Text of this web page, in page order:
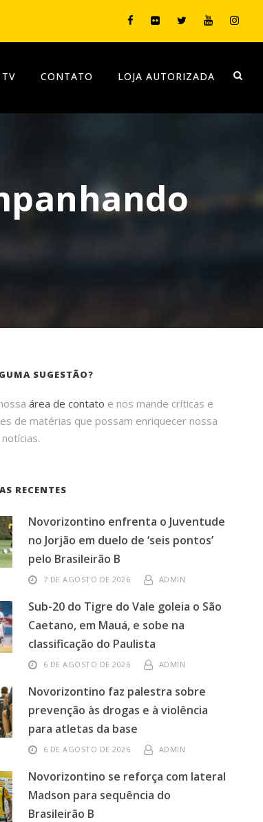
TV CONTATO LOJA AUTORIZADA
SUGESTÃO?
área de contato e nos mande críticas e
de matérias que possam enriquecer nossa
RECENTES
Novorizontino enfrenta o Juventude
no Jorjão em duelo de ‘seis pontos’
pelo Brasileirão B
7 DE AGOSTO DE 2026 ADMIN
Sub-20 do Tigre do Vale goleia o São
Caetano, em Mauá, e sobe na
classificação do Paulista
6 DE AGOSTO DE 2026 ADMIN
Novorizontino faz palestra sobre
prevenção às drogas e à violência
para atletas da base
6 DE AGOSTO DE 2026 ADMIN
Novorizontino se reforça com lateral
Madson para sequência do
Brasileirão B